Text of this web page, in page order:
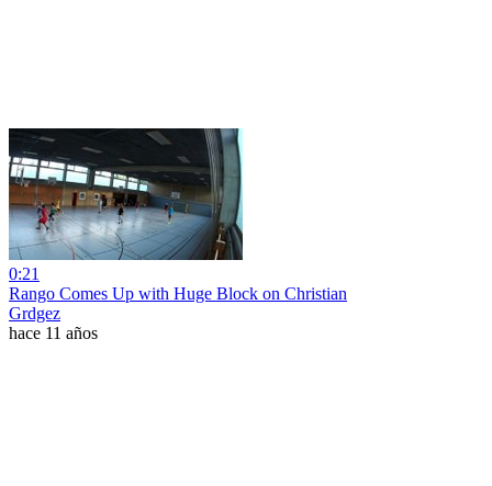
0:21
Rango Comes Up with Huge Block on Christian
Grdgez
hace 11 años